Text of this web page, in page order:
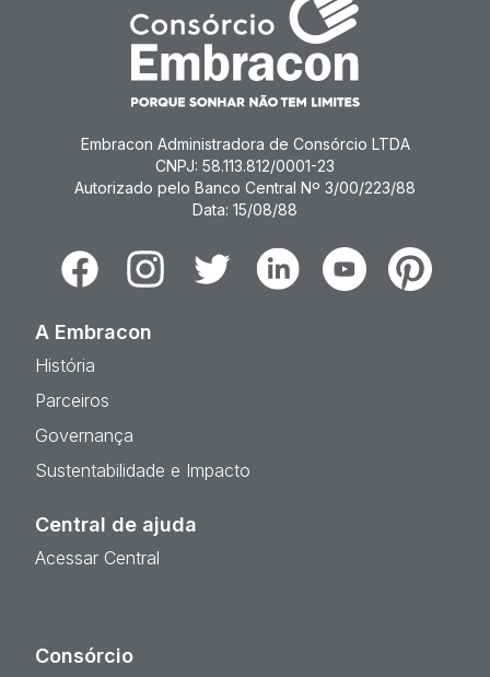
Embracon Administradora de Consórcio LTDA
CNPJ: 58.113.812/0001-23
Autorizado pelo Banco Central Nº 3/00/223/88
Data: 15/08/88
FacebookInstagramTwitter LinkedinYoutubePinterest
A Embracon
História
Parceiros
Governança
Sustentabilidade e Impacto
Central de ajuda
Acessar Central
Consórcio